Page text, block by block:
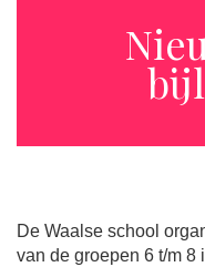
De Waalse school
van de groepen 6 t/m 8